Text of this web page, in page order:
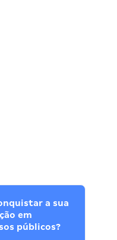
a sua
em
públicos?